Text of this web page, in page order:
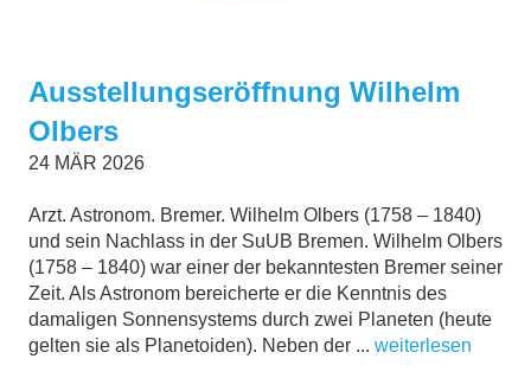
Ausstellungseröffnung Wilhelm
Olbers
24 MÄR 2026
Arzt. Astronom. Bremer. Wilhelm Olbers (1758 – 1840)
und sein Nachlass in der SuUB Bremen. Wilhelm Olbers
(1758 – 1840) war einer der bekanntesten Bremer seiner
Zeit. Als Astronom bereicherte er die Kenntnis des
damaligen Sonnensystems durch zwei Planeten (heute
gelten sie als Planetoiden). Neben der ... weiterlesen